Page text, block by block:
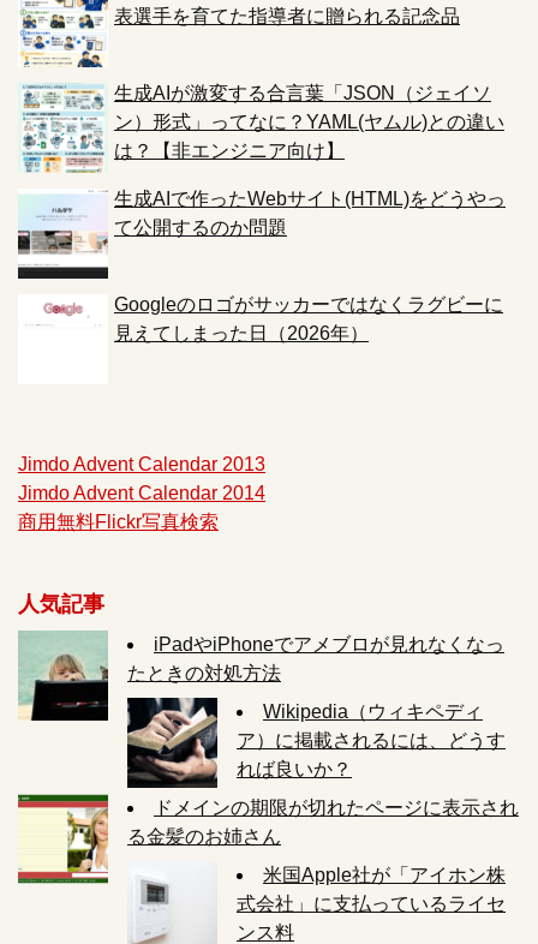
表選手を育てた指導者に贈られる記念品
生成AIが激変する合言葉「JSON（ジェイソ
ン）形式」ってなに？YAML(ヤムル)との違い
は？【非エンジニア向け】
生成AIで作ったWebサイト(HTML)をどうやっ
て公開するのか問題
Googleのロゴがサッカーではなくラグビーに
見えてしまった日（2026年）
Jimdo Advent Calendar 2013
Jimdo Advent Calendar 2014
商用無料Flickr写真検索
人気記事
iPadやiPhoneでアメブロが見れなくなっ
たときの対処方法
Wikipedia（ウィキペディ
ア）に掲載されるには、どうす
れば良いか？
ドメインの期限が切れたページに表示され
る金髪のお姉さん
米国Apple社が「アイホン株
式会社」に支払っているライセ
ンス料